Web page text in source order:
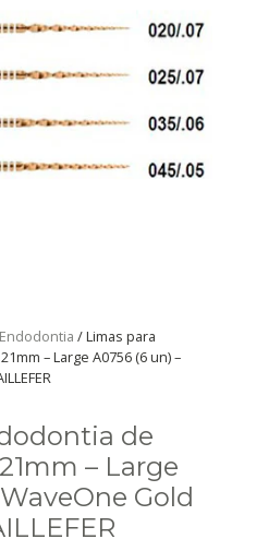
Endodontia / Limas para
– Large A0756 (6 un) –
de
– Large
Gold